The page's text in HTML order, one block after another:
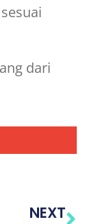
dari
NEXT